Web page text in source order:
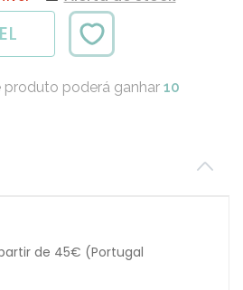
produto poderá ganhar 10
de 45€ (Portugal